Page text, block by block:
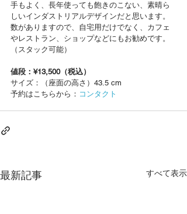
手もよく、長年使っても飽きのこない、素晴ら
しいインダストリアルデザインだと思います。
数がありますので、自宅用だけでなく、カフェ
やレストラン、ショップなどにもお勧めです。
（スタック可能）
値段：¥13,500（税込）
サイズ：（座面の高さ）43.5 cm
予約はこちらから： コンタクト
最新記事 すべて表示